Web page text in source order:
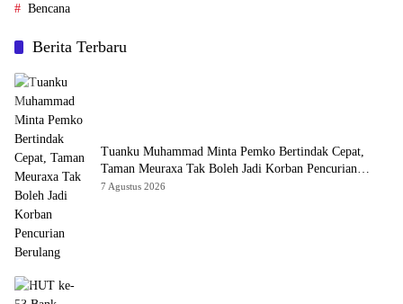
Bencana
Berita Terbaru
Tuanku Muhammad Minta Pemko Bertindak Cepat,
Taman Meuraxa Tak Boleh Jadi Korban Pencurian
Berulang
7 Agustus 2026